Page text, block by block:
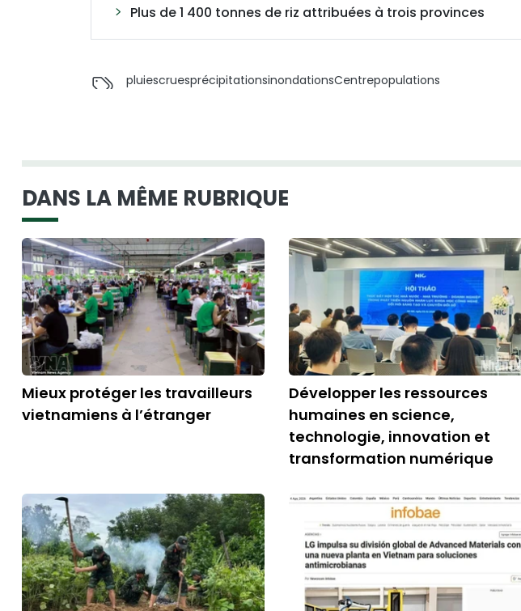
Plus de 1 400 tonnes de riz attribuées à trois provinces
pluiescruesprécipitationsinondationsCentrepopulations
DANS LA MÊME RUBRIQUE
Mieux protéger les travailleurs
vietnamiens à l’étranger
Développer les ressources
humaines en science,
technologie, innovation et
transformation numérique